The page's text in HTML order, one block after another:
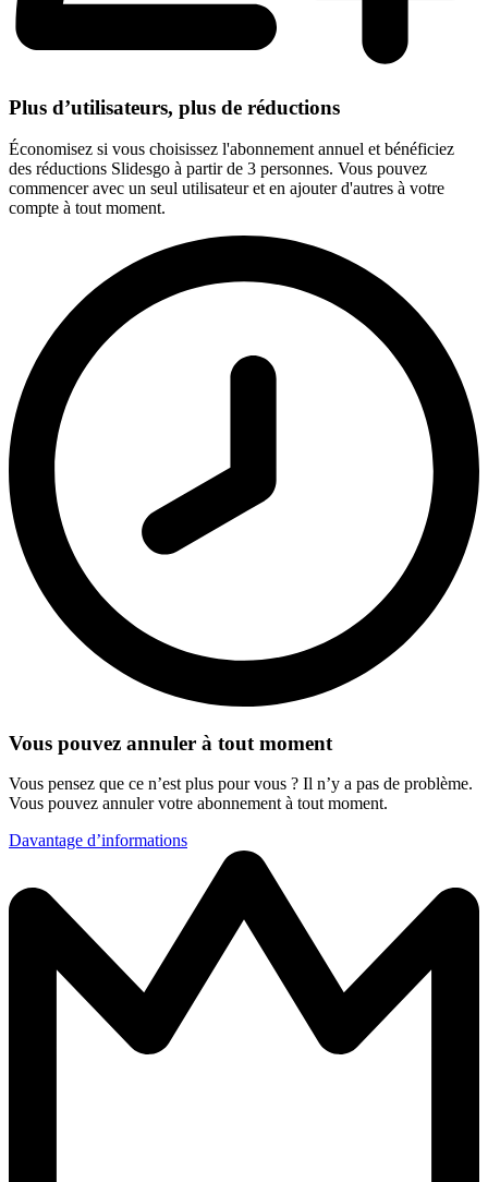
Plus d’utilisateurs, plus de réductions
Économisez si vous choisissez l'abonnement annuel et bénéficiez
des réductions Slidesgo à partir de 3 personnes. Vous pouvez
commencer avec un seul utilisateur et en ajouter d'autres à votre
compte à tout moment.
Vous pouvez annuler à tout moment
Vous pensez que ce n’est plus pour vous ? Il n’y a pas de problème.
Vous pouvez annuler votre abonnement à tout moment.
Davantage d’informations